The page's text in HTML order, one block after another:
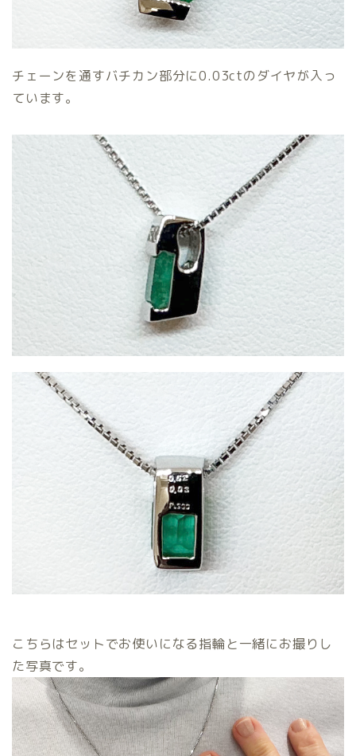
チェーンを通すバチカン部分に0.03ctのダイヤが入っ
ています。
こちらはセットでお使いになる指輪と一緒にお撮りし
た写真です。